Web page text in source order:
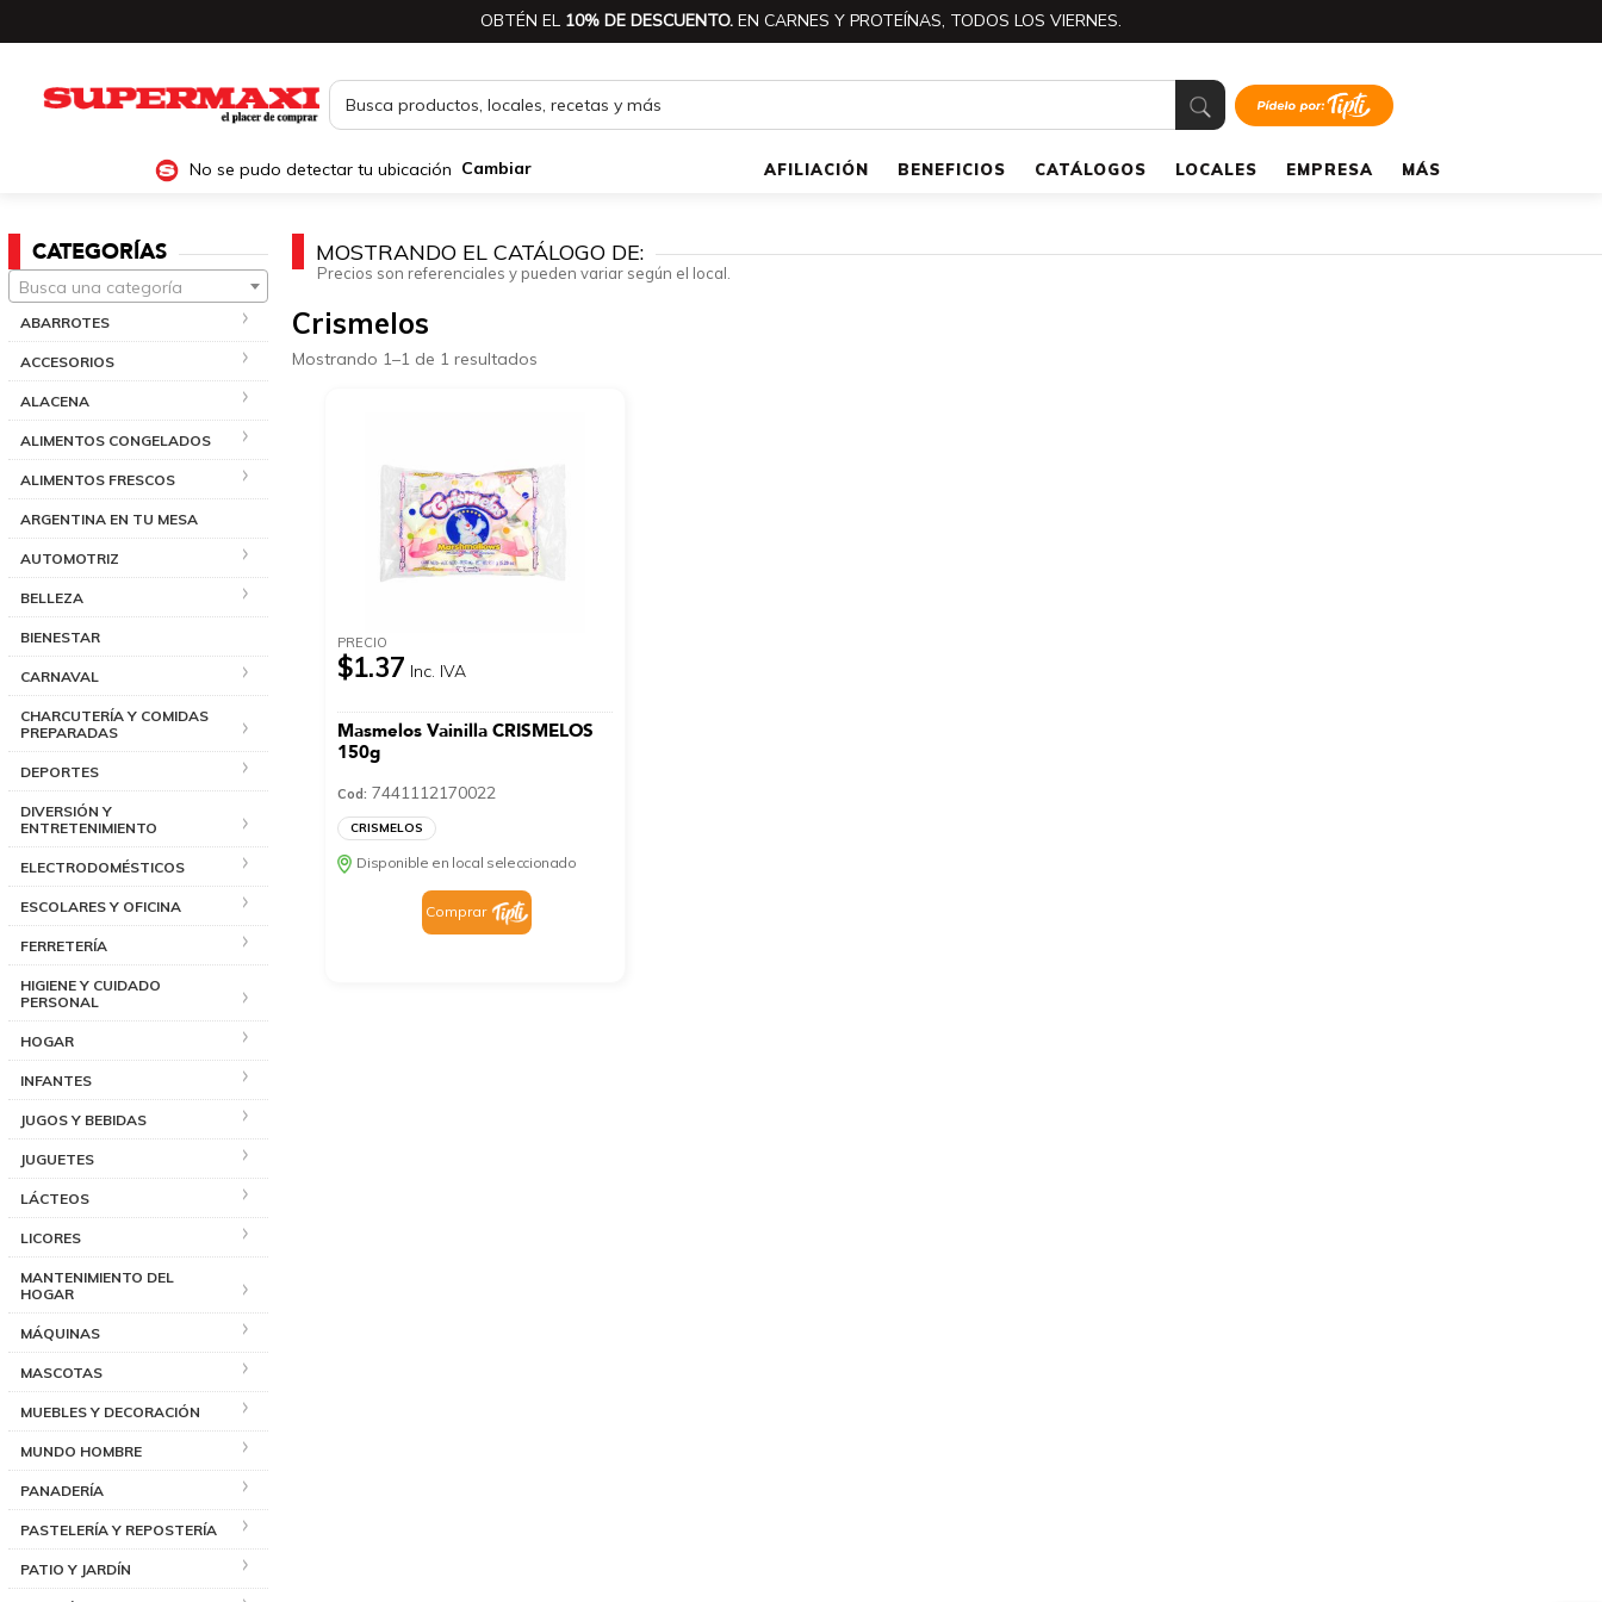
OBTÉN EL 10% DE DESCUENTO. EN CARNES Y PROTEÍNAS, TODOS LOS VIERNES.
No se pudo detectar tu ubicación Cambiar AFILIACIÓN BENEFICIOS CATÁLOGOS LOCALES EMPRESA MÁS
CATEGORÍAS
Busca una categoría
ABARROTES
ACCESORIOS
ALACENA
ALIMENTOS CONGELADOS
ALIMENTOS FRESCOS
ARGENTINA EN TU MESA
AUTOMOTRIZ
BELLEZA
BIENESTAR
CARNAVAL
CHARCUTERÍA Y COMIDAS
PREPARADAS
DEPORTES
DIVERSIÓN Y
ENTRETENIMIENTO
ELECTRODOMÉSTICOS
ESCOLARES Y OFICINA
FERRETERÍA
HIGIENE Y CUIDADO
PERSONAL
HOGAR
INFANTES
JUGOS Y BEBIDAS
JUGUETES
LÁCTEOS
LICORES
MANTENIMIENTO DEL
HOGAR
MÁQUINAS
MASCOTAS
MUEBLES Y DECORACIÓN
MUNDO HOMBRE
PANADERÍA
PASTELERÍA Y REPOSTERÍA
PATIO Y JARDÍN
MOSTRANDO EL CATÁLOGO DE:
Precios son referenciales y pueden variar según el local.
Crismelos
Mostrando 1–1 de 1 resultados
PRECIO
$1.37 Inc. IVA
Masmelos Vainilla CRISMELOS
150g
Cod: 7441112170022
CRISMELOS
Disponible en local seleccionado
Comprar